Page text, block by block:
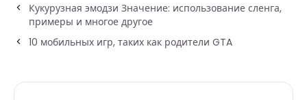
Кукурузная эмодзи Значение: использование сленга,
примеры и многое другое
10 мобильных игр, таких как родители GTA